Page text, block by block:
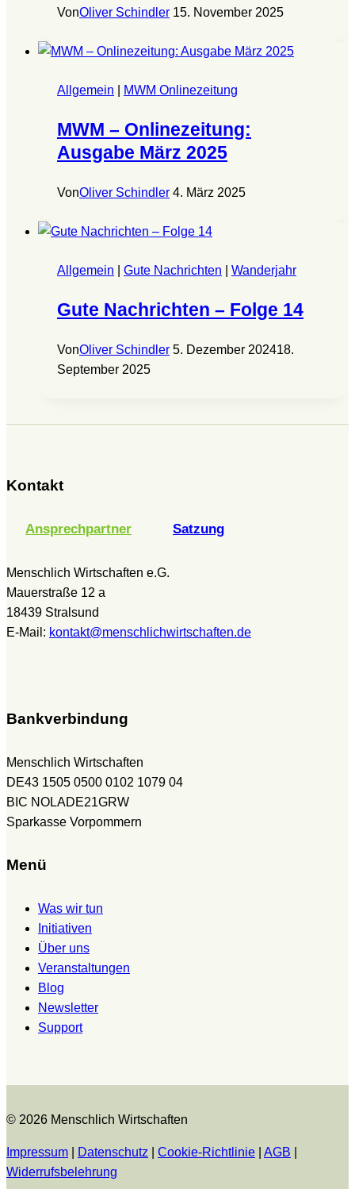
VonOliver Schindler 15. November 2025
Allgemein MWM Onlinezeitung
MWM – Onlinezeitung:
Ausgabe März 2025
VonOliver Schindler 4. März 2025
Allgemein Gute Nachrichten Wanderjahr
Gute Nachrichten – Folge 14
VonOliver Schindler 5. Dezember 202418.
September 2025
Kontakt
Ansprechpartner Satzung
Menschlich Wirtschaften e.G.
Mauerstraße 12 a
18439 Stralsund
E-Mail: kontakt@menschlichwirtschaften.de
Bankverbindung
Menschlich Wirtschaften
DE43 1505 0500 0102 1079 04
BIC NOLADE21GRW
Sparkasse Vorpommern
Menü
Was wir tun
Initiativen
Über uns
Veranstaltungen
Blog
Newsletter
Support
© 2026 Menschlich Wirtschaften
Impressum Datenschutz Cookie-Richtlinie AGB
Widerrufsbelehrung